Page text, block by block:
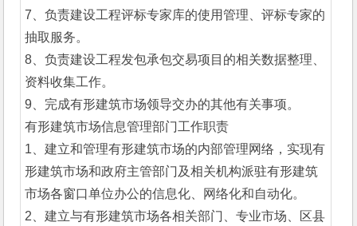
7、负责建设工程评标专家库的使用管理、评标专家的
抽取服务。
8、负责建设工程发包承包交易项目的相关数据整理、
资料收集工作。
9、完成有形建筑市场领导交办的其他有关事项。
有形建筑市场信息管理部门工作职责
1、建立和管理有形建筑市场的内部管理网络，实现有
形建筑市场和政府主管部门及相关机构派驻有形建筑
市场各窗口单位办公的信息化、网络化和自动化。
2、建立与有形建筑市场各相关部门、专业市场、区县